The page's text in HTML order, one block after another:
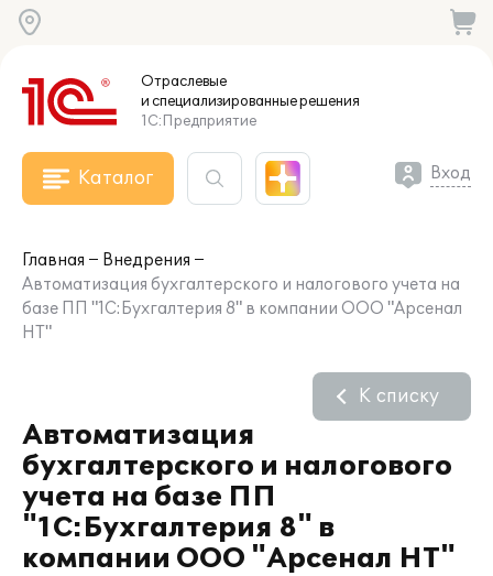
Отраслевые
и специализированныерешения
1С:Предприятие
Каталог Вход
Главная
Внедрения
Автоматизация бухгалтерского и налогового учета на
базе ПП "1С:Бухгалтерия 8" в компании ООО "Арсенал
НТ"
Автоматизация
бухгалтерского и налогового
учета на базе ПП
"1С:Бухгалтерия 8" в
компании ООО "Арсенал НТ"
К списку